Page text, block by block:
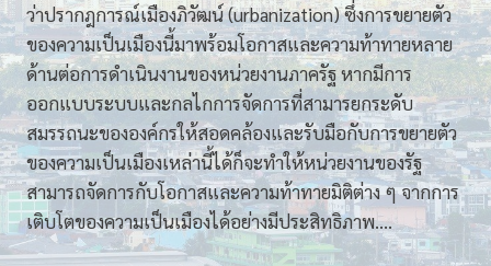
เ
รี
ย
น
รู้
ก
า
ร
จั
ว่าปรากฎการณ์เมืองภิวัฒน์ (urbanization) ซึ่งการขยายตัว
ของความเป็นเมืองนี้มาพร้อมโอกาสและความท้าทายหลาย
ด้านต่อการดำเนินงานของหน่วยงานภาครัฐ หากมีการ
ออกแบบระบบและกลไกการจัดการที่สามารยกระดับ
สมรรถนะขององค์กรให้สอดคล้องและรับมือกับการขยายตัว
ของความเป็นเมืองเหล่านี้ได้ก็จะทำให้หน่วยงานของรัฐ
สามารถจัดการกับโอกาสและความท้าทายมิติต่าง ๆ จากการ
เติบโตของความเป็นเมืองได้อย่างมีประสิทธิภาพ….